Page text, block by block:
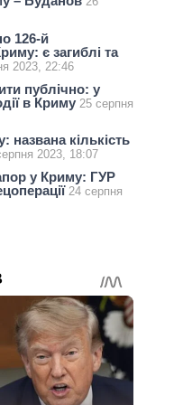
126-й
є загиблі та
2023, 22:46
публічно: у
в Криму 25 серпня
названа кількість
2023, 18:07
у Криму: ГУР
24 серпня